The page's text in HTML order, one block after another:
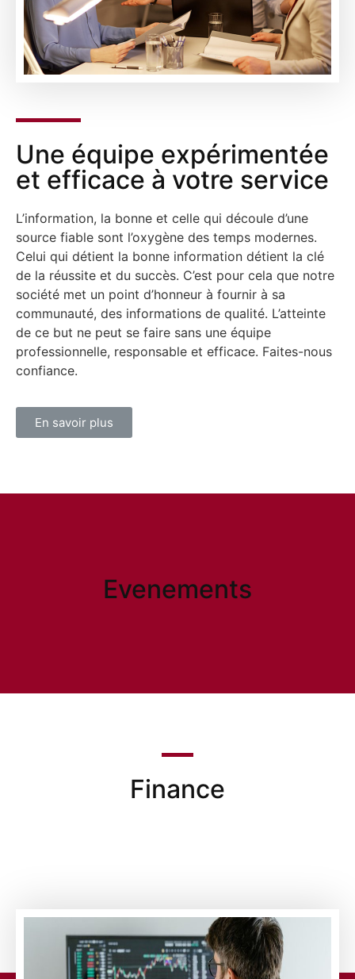
Une équipe expérimentée
et efficace à votre service
L’information, la bonne et celle qui découle d’une
source fiable sont l’oxygène des temps modernes.
Celui qui détient la bonne information détient la clé
de la réussite et du succès. C’est pour cela que notre
société met un point d’honneur à fournir à sa
communauté, des informations de qualité. L’atteinte
de ce but ne peut se faire sans une équipe
professionnelle, responsable et efficace. Faites-nous
confiance.
En savoir plus
Evenements
Finance